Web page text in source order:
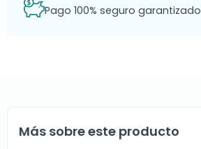
Pago 100% seguro garantizado
Más sobre este producto